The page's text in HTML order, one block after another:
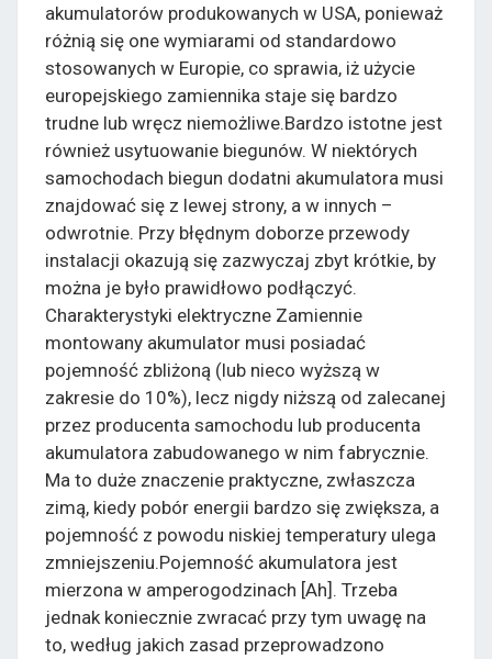
akumulatorów produkowanych w USA, ponieważ
różnią się one wymiarami od standardowo
stosowanych w Europie, co sprawia, iż użycie
europejskiego zamiennika staje się bardzo
trudne lub wręcz niemożliwe.Bardzo istotne jest
również usytuowanie biegunów. W niektórych
samochodach biegun dodatni akumulatora musi
znajdować się z lewej strony, a w innych –
odwrotnie. Przy błędnym doborze przewody
instalacji okazują się zazwyczaj zbyt krótkie, by
można je było prawidłowo podłączyć.
Charakterystyki elektryczne Zamiennie
montowany akumulator musi posiadać
pojemność zbliżoną (lub nieco wyższą w
zakresie do 10%), lecz nigdy niższą od zalecanej
przez producenta samochodu lub producenta
akumulatora zabudowanego w nim fabrycznie.
Ma to duże znaczenie praktyczne, zwłaszcza
zimą, kiedy pobór energii bardzo się zwiększa, a
pojemność z powodu niskiej temperatury ulega
zmniejszeniu.Pojemność akumulatora jest
mierzona w amperogodzinach [Ah]. Trzeba
jednak koniecznie zwracać przy tym uwagę na
to, według jakich zasad przeprowadzono